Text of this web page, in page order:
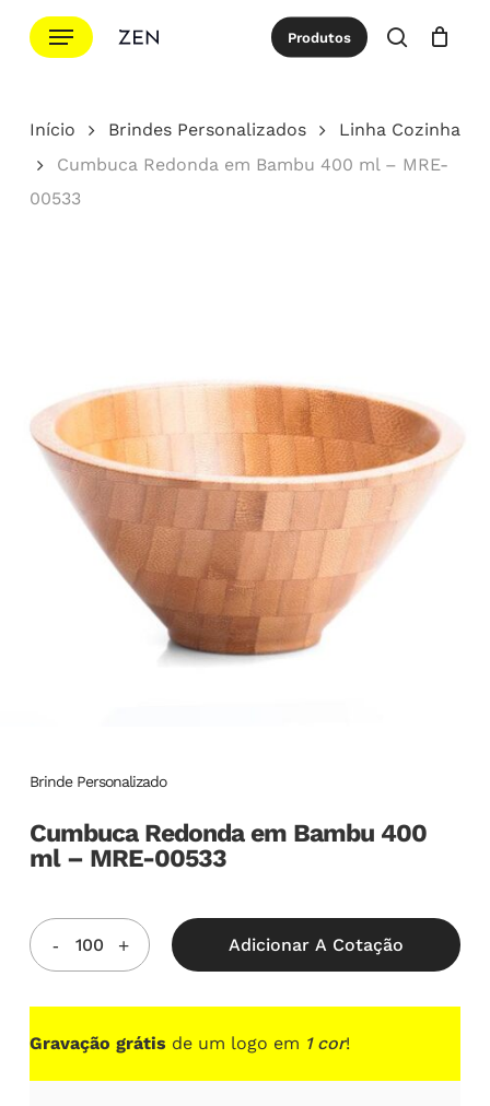
para
principal
Menu Produtos
procurar
Cotação Close
Início Brindes Personalizados
Linha Cozinha
Cumbuca Redonda em Bambu 400 ml – MRE-
00533
Brinde Personalizado
Cumbuca Redonda em Bambu 400
ml – MRE-00533
Adicionar A Cotação
Gravação grátis de um logo em 1 cor!